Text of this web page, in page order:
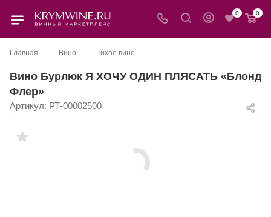
0 0
Главная — Вино — Тихое вино
Вино Бурлюк Я ХОЧУ ОДИН ПЛЯСАТЬ «Блонд
Флер»
Артикул: РТ-00002500